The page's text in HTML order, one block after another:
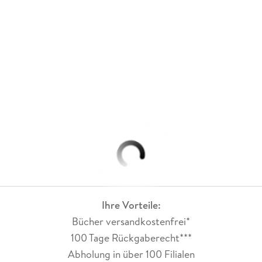
Ihre Vorteile:
Bücher versandkostenfrei*
100 Tage Rückgaberecht***
Abholung in über 100 Filialen